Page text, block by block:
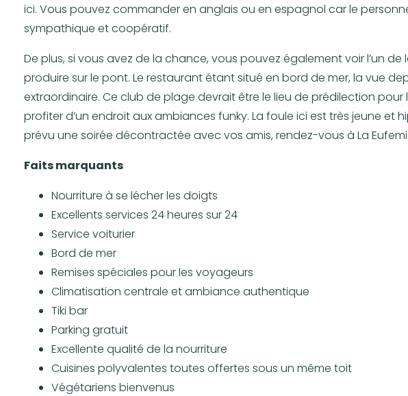
ici. Vous pouvez commander en anglais ou en espagnol car le
sympathique et coopératif.
De plus, si vous avez de la chance, vous pouvez également voir l’un
produire sur le pont. Le restaurant étant situé en bord de mer, la vue
extraordinaire. Ce club de plage devrait être le lieu de prédilection
profiter d’un endroit aux ambiances funky. La foule ici est très jeune et
prévu une soirée décontractée avec vos amis, rendez-vous à La
Faits marquants
Nourriture à se lécher les doigts
Excellents services 24 heures sur 24
Service voiturier
Bord de mer
Remises spéciales pour les voyageurs
Climatisation centrale et ambiance authentique
Tiki bar
Parking gratuit
Excellente qualité de la nourriture
Cuisines polyvalentes toutes offertes sous un même toit
Végétariens bienvenus